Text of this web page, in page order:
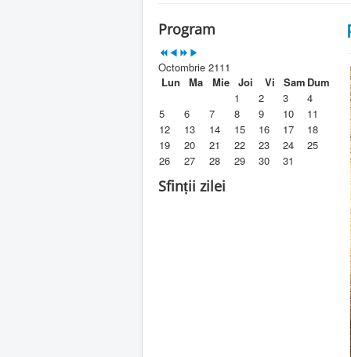
Program
Octombrie 2111
Lun
Ma Mie Joi Vi Sam Dum
1
2 3
4
5
6 7 8 9 10
11
12
13 14 15 16 17
18
19
20 21 22 23 24
25
26
27 28 29 30 31
Sfinții zilei